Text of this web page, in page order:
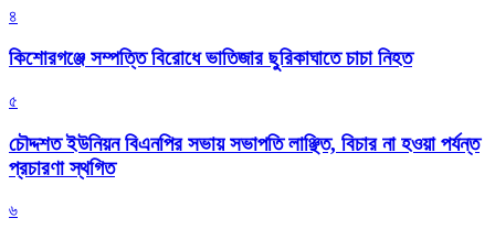
৪
কিশোরগঞ্জে সম্পত্তি বিরোধে ভাতিজার ছুরিকাঘাতে চাচা নিহত
৫
চৌদ্দশত ইউনিয়ন বিএনপির সভায় সভাপতি লাঞ্ছিত, বিচার না হওয়া পর্যন্ত
প্রচারণা স্থগিত
৬